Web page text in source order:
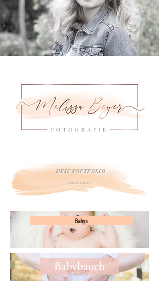
MEIN PORTFOLIO
Viel Spaß beim Stöbern.
Babys
Babybauch